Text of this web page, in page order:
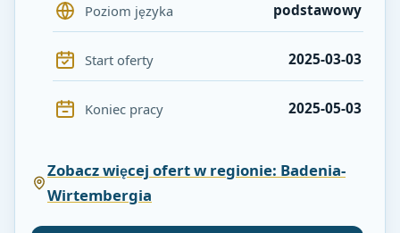
Poziom języka podstawowy
Start oferty 2025-03-03
Koniec pracy 2025-05-03
Zobacz więcej ofert w regionie: Badenia-
Wirtembergia